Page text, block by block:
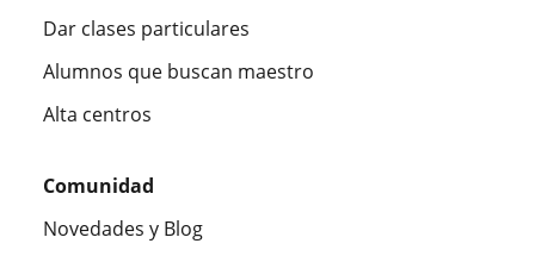
Dar clases particulares
Alumnos que buscan maestro
Alta centros
Comunidad
Novedades y Blog